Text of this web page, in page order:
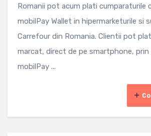
Romanii pot acum plati cumparaturile
mobilPay Wallet in hipermarketurile si
Carrefour din Romania. Clientii pot
marcat, direct de pe smartphone, prin
mobilPay ...